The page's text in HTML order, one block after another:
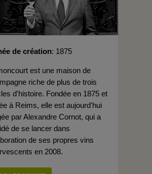
de création 1875
est une maison de
riche de plus de trois
d'histoire. Fondée en 1875 et
à Reims, elle est aujourd'hui
par Alexandre Cornot, qui a
de se lancer dans
de ses propres vins
en 2008.